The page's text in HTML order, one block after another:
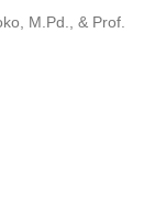
M.Pd., & Prof.